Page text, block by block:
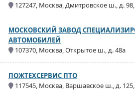
127247, Москва, Дмитровское ш., д.
МОСКОВСКИЙ ЗАВОД
АВТОМОБИЛЕЙ
107370, Москва, Открытое ш., д. 48а
ПОЖТЕХСЕРВИС ПТО
117545, Москва, Варшавское ш., д.